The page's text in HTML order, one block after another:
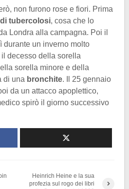
non furono rose e fiori. Prima
tubercolosi, cosa che lo
Londra alla campagna. Poi il
durante un inverno molto
decesso della sorella
sorella minore e della
di una bronchite. Il 25 gennaio
da un attacco apoplettico,
spirò il giorno successivo
Heinrich Heine e la sua
profezia sul rogo dei libri